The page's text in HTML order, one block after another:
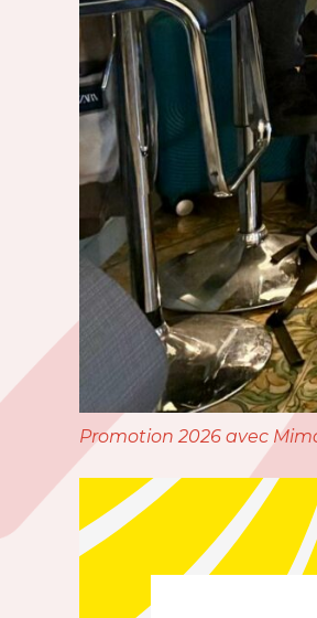
Promotion 2026 avec